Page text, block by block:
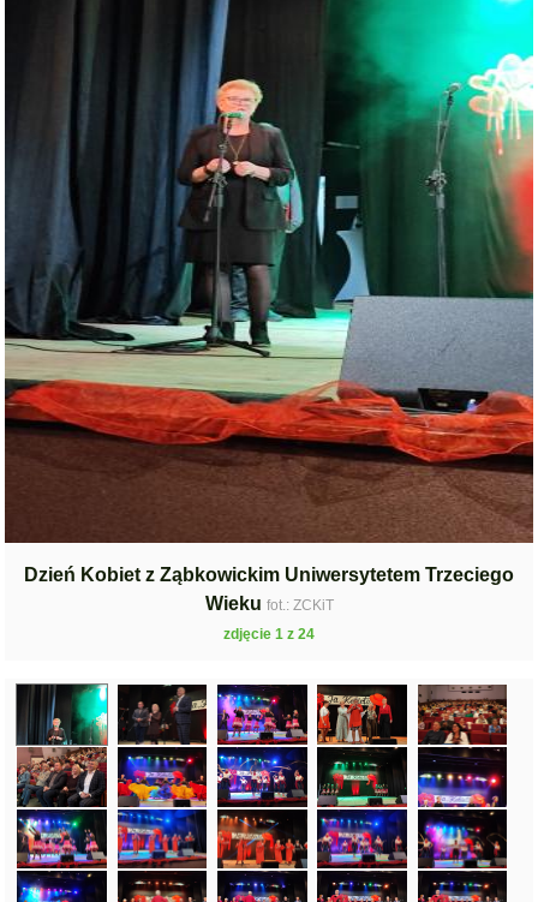
Dzień Kobiet z Ząbkowickim Uniwersytetem Trzeciego
Wieku fot.: ZCKiT
zdjęcie 1 z 24